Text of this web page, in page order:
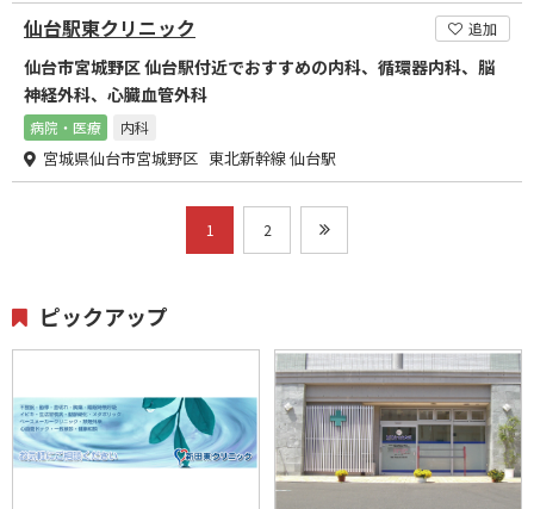
仙台駅東クリニック 追加
仙台市宮城野区 仙台駅付近でおすすめの内科、循環器内科、脳
神経外科、心臓血管外科
病院・医療 内科
宮城県仙台市宮城野区 東北新幹線 仙台駅
1 2
ピックアップ